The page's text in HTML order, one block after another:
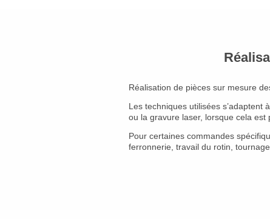
Réalisation de pièces sur mesure
Les techniques utilisées s’adaptent
ou la gravure laser, lorsque cela est
Pour certaines commandes
ferronnerie, travail du rotin,